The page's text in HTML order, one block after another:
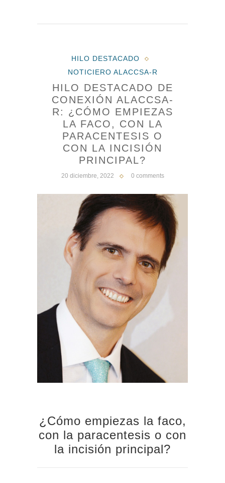
HILO DESTACADO
NOTICIERO ALACCSA-R
HILO DESTACADO DE
CONEXIÓN ALACCSA-
R: ¿CÓMO EMPIEZAS
LA FACO, CON LA
PARACENTESIS O
CON LA INCISIÓN
PRINCIPAL?
20 diciembre, 2022 0 comments
¿Cómo empiezas la faco,
con la paracentesis o con
la incisión principal?